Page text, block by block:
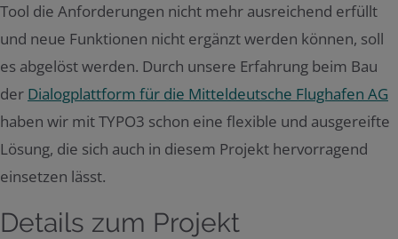
Tool die Anforderungen nicht mehr ausreichend erfüllt
und neue Funktionen nicht ergänzt werden können, soll
es abgelöst werden. Durch unsere Erfahrung beim Bau
der Dialogplattform für die Mitteldeutsche Flughafen AG
haben wir mit TYPO3 schon eine flexible und ausgereifte
Lösung, die sich auch in diesem Projekt hervorragend
einsetzen lässt.
Details zum Projekt